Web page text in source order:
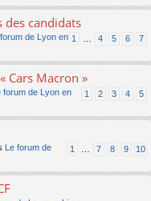
des candidats
1 4 5 6 7
forum de Lyon en
Cars Macron »
1 2 3 4 5
forum de Lyon en
1 7 8 9 10
Le forum de